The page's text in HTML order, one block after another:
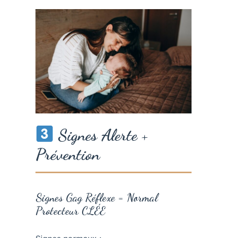
Signes Alerte +
Prévention
Signes Gag Réflexe = Normal
Protecteur CLÉE